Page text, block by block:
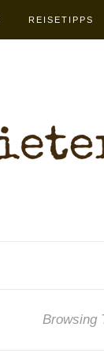
REISETIPPS
Browsing